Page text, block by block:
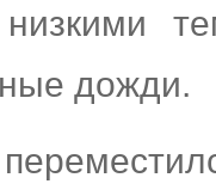
дожди.